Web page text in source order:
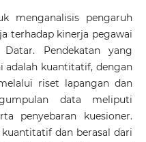
menganalisis pengaruh
terhadap kinerja pegawai
Pendekatan yang
adalah kuantitatif, dengan
riset lapangan dan
data meliputi
penyebaran kuesioner.
dan berasal dari